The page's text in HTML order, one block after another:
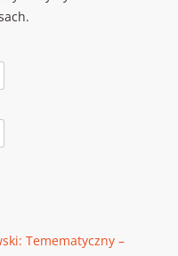
Temematyczny –